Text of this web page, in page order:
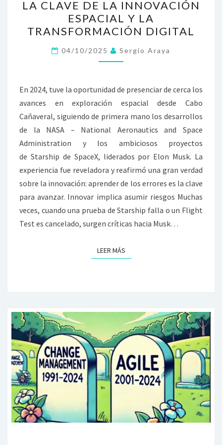
LOS
ERRORES:
LA
CLAVE
DE
INNOVACIÓN
ESPACIAL
Y
LA
TRANSFORMACIÓN
DIGITAL
LA CLAVE DE LA INNOVACIÓN
ESPACIAL Y LA
TRANSFORMACIÓN DIGITAL
04/10/2025 Sergio Araya
En 2024, tuve la oportunidad de presenciar de cerca los
avances en exploración espacial desde Cabo
Cañaveral, siguiendo de primera mano los desarrollos
de la NASA – National Aeronautics and Space
Administration y los ambiciosos proyectos
de Starship de SpaceX, liderados por Elon Musk. La
experiencia fue reveladora y reafirmó una gran verdad
sobre la innovación: aprender de los errores es la clave
para avanzar. Innovar implica asumir riesgos Muchas
veces, cuando una prueba de Starship falla o un Flight
Test es cancelado, surgen críticas hacia Musk…
LEER MÁSLEER MÁS